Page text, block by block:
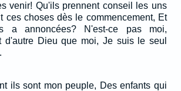
venir! Qu'ils prennent conseil les uns
ces choses dès le commencement, Et
a annoncées? N'est-ce pas moi,
Dieu que moi, Je suis le seul
ils sont mon peuple, Des enfants qui